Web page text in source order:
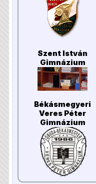
Szent István
Gimnázium
Békásmegyeri
Veres Péter
Gimnázium